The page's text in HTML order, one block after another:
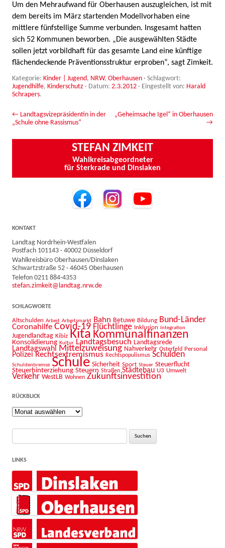
Um den Mehraufwand für Oberhausen auszugleichen, ist mit
dem bereits im März startenden Modellvorhaben eine
mittlere fünfstellige Summe verbunden. Insgesamt hatten
sich 52 Kommunen beworben. „Die ausgewählten Städte
sollen jetzt vorbildhaft für das gesamte Land eine künftige
flächendeckende Präventionsstruktur erproben“, sagt Zimkeit.
Kategorie: Kinder | Jugend, NRW, Oberhausen · Schlagwort:
Jugendhilfe, Kinderschutz · Datum: 2.3.2012 · Eingestellt von: Harald
Schrapers.
Beitrags-Navigation
← Landtagsvizepräsidentin in der
„Schule ohne Rassismus“
„Geheimsache Igel“ in Oberhausen
→
STEFAN ZIMKEIT
Wahlkreisabgeordneter
für Sterkrade und Dinslaken
KONTAKT
Landtag Nordrhein-Westfalen
Postfach 101143 · 40002 Düsseldorf
Wahlkreisbüro Oberhausen/Dinslaken
Schwartzstraße 52 · 46045 Oberhausen
Telefon 0211 884-4353
stefan.zimkeit@landtag.nrw.de
SCHLAGWORTE
Altschulden Arbeit Arbeitsmarkt Bahn Betuwe Bildung Bund-Länder
Coronahilfe Covid-19 Flüchtlinge Inklusion Integration
Jugendlandtag Kibiz Kita Kommunalfinanzen
Konsolidierung Kultur Landtagsbesuch Landtagsrede
Landtagswahl Mittelzuweisung Nahverkehr Osterfeld Personal
Polizei Rechtsextremismus Rechtspopulismus Schulden
Schuldenbremse Schule Sicherheit Sport Steuer Steuerflucht
Steuerhinterziehung Steuern Straßen Städtebau U3 Umwelt
Verkehr WestLB Wohnen Zukunftsinvestition
RÜCKBLICK
Rückblick
Suche
LINKS